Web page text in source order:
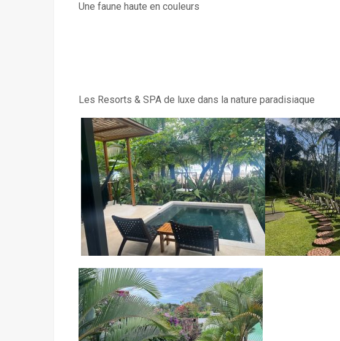
Une faune haute en couleurs
Les Resorts & SPA de luxe dans la nature paradisiaque